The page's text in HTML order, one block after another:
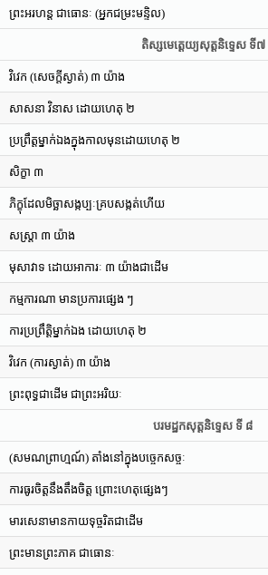
ព្រះអរហន្ត ជាធោនៈ (អ្នកជម្រះមន្ទិល)
តិស្សមេត្តេយ្យសុត្តនិទ្ទេស ទី៧
វិវេក (សេចក្តីស្ងាត់) ៣ យ៉ាង
សាសនា វិនាស ដោយហេតុ ២
ប្រព្រឹត្តម្នាក់ឯងក្នុងកាលមុនដោយហេតុ ២
សិក្ខា ៣
ភិក្ខុដែលមិច្ឆាសង្កប្បៈគ្របសង្កត់ហើយ
សស្រ្តា ៣ យ៉ាង
មុសាវាទ ដោយអាការៈ ៣ យ៉ាងជាដើម
កម្មការណា មានប្រការផ្សេង ៗ
ការប្រព្រឹត្តិម្នាក់ឯង ដោយហេតុ ២
វិវេក (ការស្ងាត់) ៣ យ៉ាង
ព្រះពុទ្ធជាដើម ជាព្រះអរិយៈ
បរមដ្ឋកសុត្តនិទ្ទេស ទី ៨
(សមណព្រាហ្មណ៍) តាំងនៅក្នុងបច្ចេកសច្ចៈ
ការធូរចិត្តនឹងតឹងចិត្ត ព្រោះហេតុផ្សេងៗ
មារសេនាមានកាយទុច្ចរិតជាដើម
ព្រះមានព្រះភាគ ជាធោនៈ